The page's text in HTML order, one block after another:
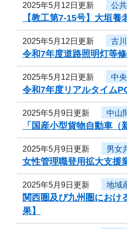
2025年5月12日更新 公
【教工第7-15号】大垣
2025年5月12日更新 古
令和7年度道路照明灯等
2025年5月12日更新 中
令和7年度リアルタイム
2025年5月9日更新 中山
「国産小型貨物自動車
2025年5月9日更新 男女
女性管理職登用拡大支援
2025年5月9日更新 地域
関西圏及び九州圏におけ
果】